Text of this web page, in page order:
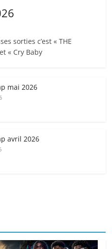
sorties c’est « THE
et « Cry Baby
mai 2026
avril 2026